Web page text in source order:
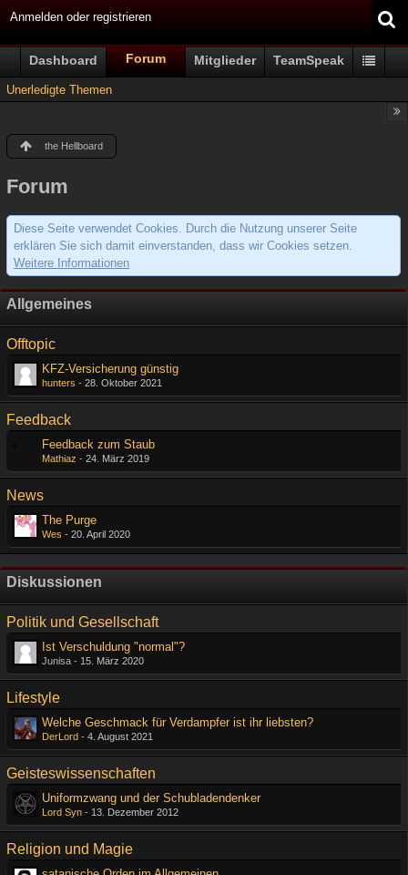
Anmelden oder registrieren
Dashboard Forum Mitglieder TeamSpeak
Unerledigte Themen
the Hellboard
Forum
Diese Seite verwendet Cookies. Durch die Nutzung unserer Seite
erklären Sie sich damit einverstanden, dass wir Cookies setzen.
Weitere Informationen
Allgemeines
Offtopic
KFZ-Versicherung günstig
hunters - 28. Oktober 2021
Feedback
Feedback zum Staub
Mathiaz - 24. März 2019
News
The Purge
Wes - 20. April 2020
Diskussionen
Politik und Gesellschaft
Ist Verschuldung "normal"?
Junisa - 15. März 2020
Lifestyle
Welche Geschmack für Verdampfer ist ihr liebsten?
DerLord - 4. August 2021
Geisteswissenschaften
Uniformzwang und der Schubladendenker
Lord Syn - 13. Dezember 2012
Religion und Magie